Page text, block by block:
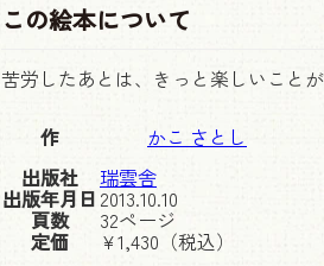
この絵本について
苦労したあとは、きっと楽しいこと
作
かこ さとし
出版社
瑞雲舎
出版年月日 2013.10.10
頁数 32ページ
定価 ¥1,430 （税込）